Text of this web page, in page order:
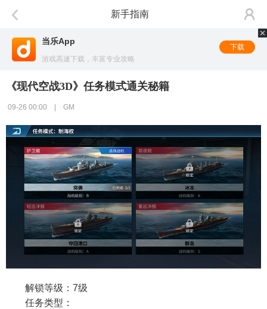
新手指南
当乐App
游戏高速下载，丰富专业攻略
下载
《现代空战3D》任务模式通关秘籍
09-26 00:00 | GM
解锁等级：7级
任务类型：